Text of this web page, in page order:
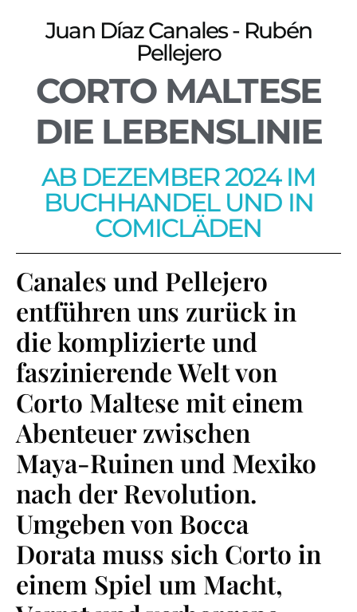
Juan Díaz Canales - Rubén
Pellejero
CORTO MALTESE
DIE LEBENSLINIE
AB DEZEMBER 2024 IM
BUCHHANDEL UND IN
COMICLÄDEN
Canales und Pellejero
entführen uns zurück in
die komplizierte und
faszinierende Welt von
Corto Maltese mit einem
Abenteuer zwischen
Maya-Ruinen und Mexiko
nach der Revolution.
Umgeben von Bocca
Dorata muss sich Corto in
einem Spiel um Macht,